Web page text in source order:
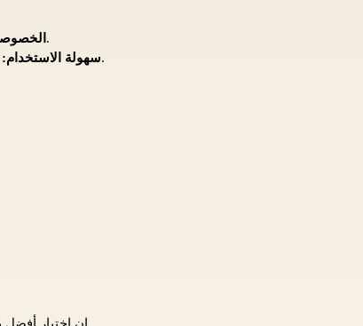
توفر العملات المشفرة مستوى عالٍ من الخصوصية، في حين أن التحويلات البنكية تعتبر آمنة.
سهولة الاستخدام:تعتبر المحافظ الإلكترونية سهلة الاستخدام، حيث يمكن للمستخدمين إيداع وسحب الأموال بنقرات قليلة.